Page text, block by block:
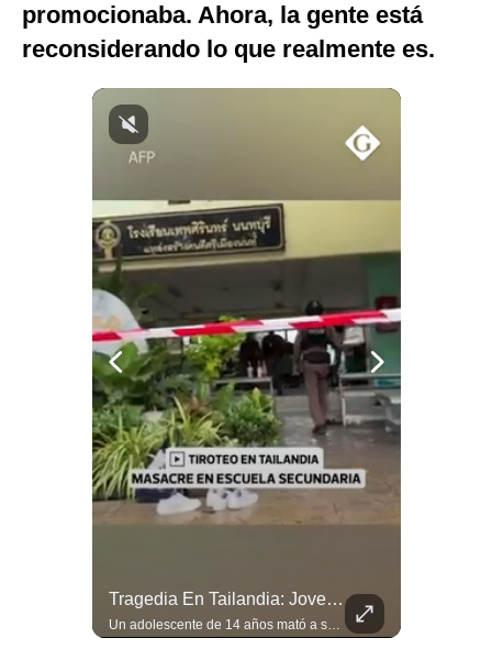
Club del Suscriptor
G de Gestión
Notas Contratadas
Gestión TV
Fotogalerías
gestion.pe
promocionaba. Ahora, la gente está
reconsiderando lo que realmente es.
Tragedia En Tailandia: Joven De 14 Años Ataca A Su Familia Y Colegio | Gestión Mundo
Un adolescente de 14 años mató a sus abuelos y luego atacó su colegio de secundaria en Tailandia, dejando cinco fallecidos adicionales y más de 30 heridos antes de quitarse la vida. Según las autoridades y el primer ministro Anutin Charnvirakul, el hecho habría sido motivado por estrés académico extremo. El suceso reabre el debate sobre la alta posesión de armas de fuego en el país asiático. #Tailandia #Noticias #UltimaHora #NoticiasInternacionales #Shorts 👉 Suscríbete y activa la campana para no perderte nuestro análisis diario. 🌎 Síguenos en nuestras redes sociales: 📌 Web oficial: https://gestion.pe/mundo/ 📌 LinkedIn: http://bit.ly/3HYIET0 📌 X (Twitter): http://bit.ly/4noZtX9 📌 TikTok: http://bit.ly/4evB6TO